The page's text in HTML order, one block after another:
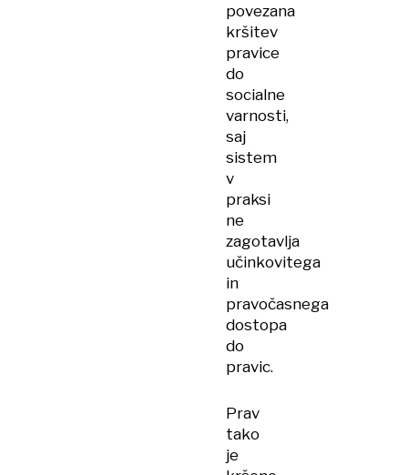
povezana
kršitev
pravice
do
socialne
varnosti,
saj
sistem
v
praksi
ne
zagotavlja
učinkovitega
in
pravočasnega
dostopa
do
pravic.
Prav
tako
je